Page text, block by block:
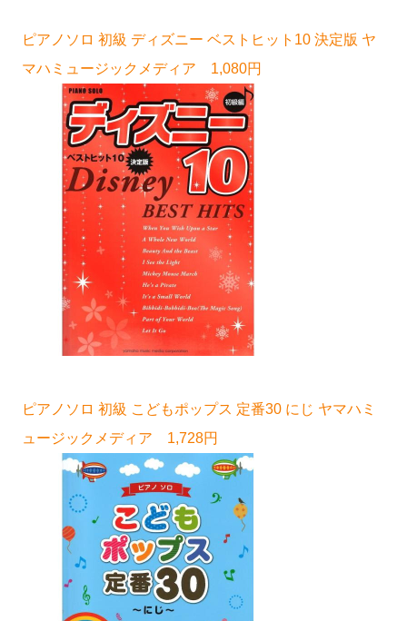
ピアノソロ 初級 ディズニー ベストヒット10 決定版 ヤ
マハミュージックメディア 1,080円
ピアノソロ 初級 こどもポップス 定番30 にじ ヤマハミ
ュージックメディア 1,728円